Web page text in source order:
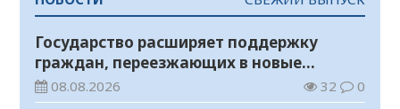
Государство расширяет поддержку
граждан, переезжающих в новые
регионы для работы
08.08.2026 32 0